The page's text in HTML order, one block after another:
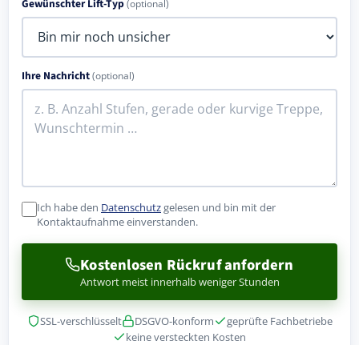
Gewünschter Lift-Typ(optional)
Ihre Nachricht(optional)
Ich habe den Datenschutzgelesen und bin mit der
Kontaktaufnahme einverstanden.
Kostenlosen Rückruf anfordern
Antwort meist innerhalb weniger Stunden
SSL-verschlüsselt DSGVO-konform
geprüfte Fachbetriebe
keine versteckten Kosten